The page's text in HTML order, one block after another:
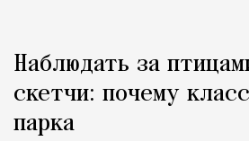
Наблюдать за
скетчи: почему
парка